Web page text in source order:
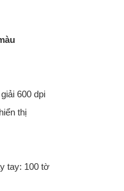
600 dpi
thị
tay: 100 tờ